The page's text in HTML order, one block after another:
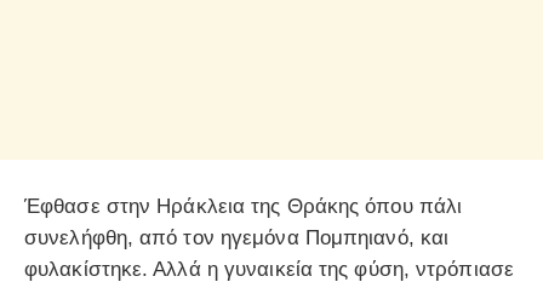
Έφθασε στην Ηράκλεια της Θράκης όπου πάλι
συνελήφθη, από τον ηγεμόνα Πομπηιανό, και
φυλακίστηκε. Αλλά η γυναικεία της φύση, ντρόπιασε